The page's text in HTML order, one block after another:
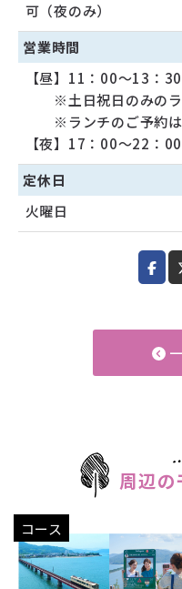
可（夜のみ）
営業時間
【昼】11：00〜13：30
※土日祝日のみのラ
※ランチのご予約は
【夜】17：00〜22：
定休日
火曜日
周辺の
コース